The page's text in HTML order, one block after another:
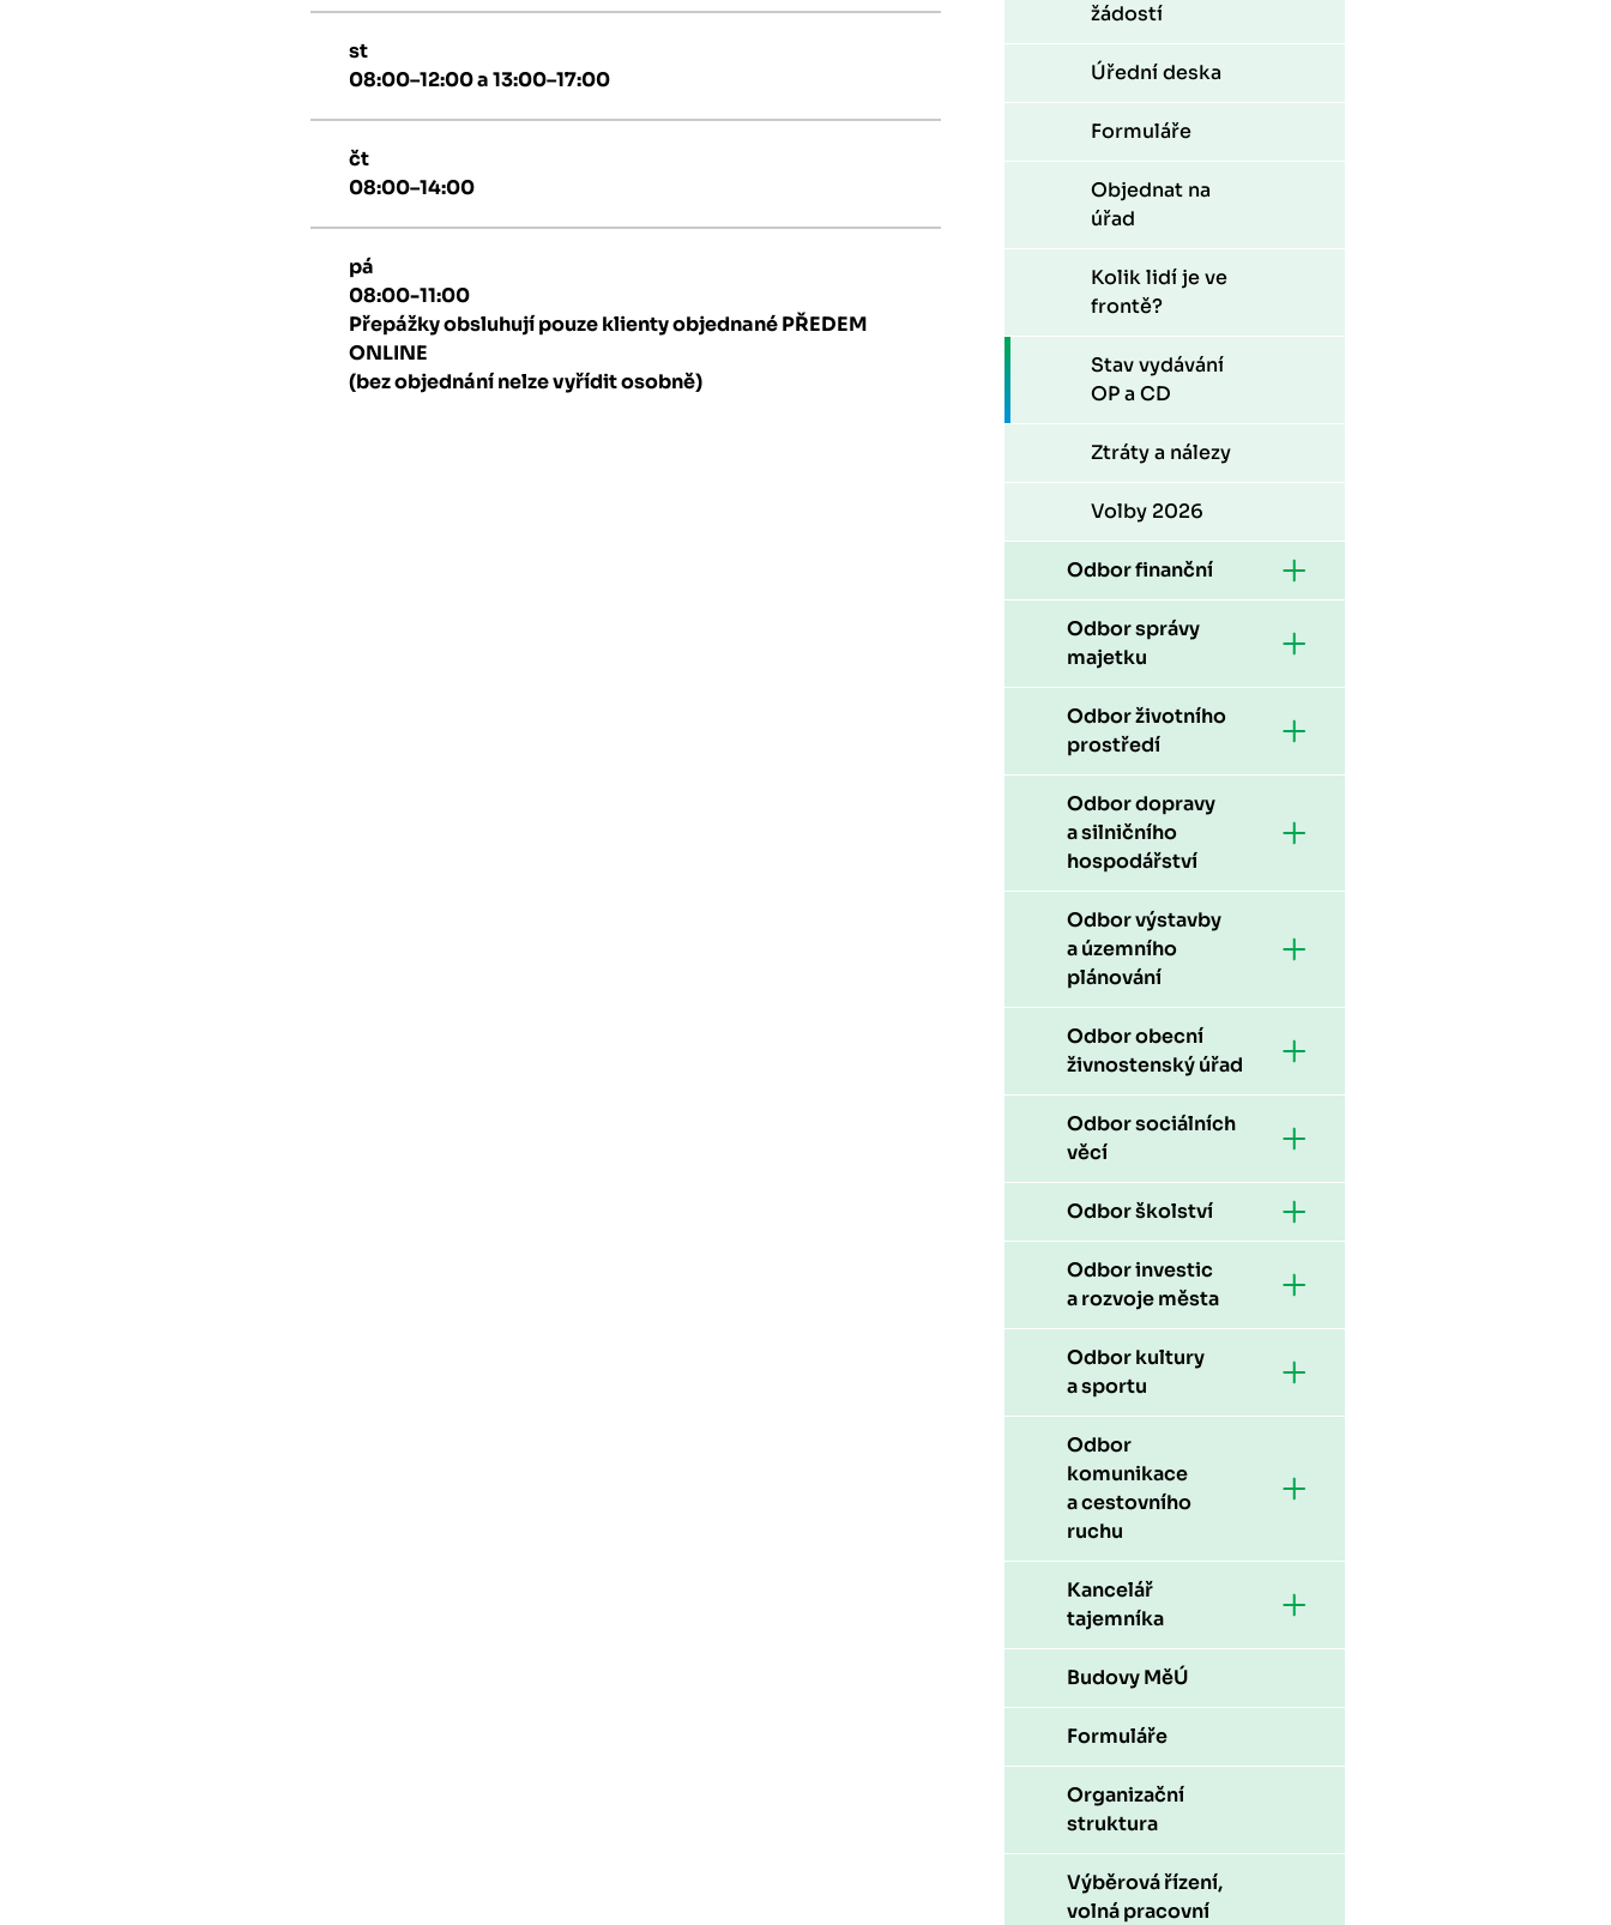
st
08:00–12:00 a 13:00–17:00
čt
08:00–14:00
pá
08:00-11:00
Přepážky obsluhují pouze klienty objednané PŘEDEM
ONLINE
(bez objednání nelze vyřídit osobně)
žádostí
Úřední deska
Formuláře
Objednat na
úřad
Kolik lidí je ve
frontě?
Stav vydávání
OP a CD
Ztráty a nálezy
Volby 2026
Odbor finanční
Odbor správy
majetku
Odbor životního
prostředí
Odbor dopravy
a silničního
hospodářství
Odbor výstavby
a územního
plánování
Odbor obecní
živnostenský úřad
Odbor sociálních
věcí
Odbor školství
Odbor investic
a rozvoje města
Odbor kultury
a sportu
Odbor
komunikace
a cestovního
ruchu
Kancelář
tajemníka
Budovy MěÚ
Formuláře
Organizační
struktura
Výběrová řízení,
volná pracovní